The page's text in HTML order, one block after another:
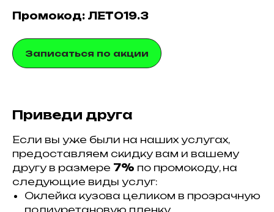
Промокод: ЛЕТО19.3
Записаться по акции
Приведи друга
Если вы уже были на наших услугах,
предоставляем скидку вам и вашему
другу в размере 7% по промокоду, на
следующие виды услуг:
Оклейка кузова целиком в прозрачную